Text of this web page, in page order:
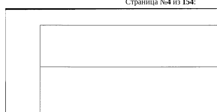
Страница №4из 154: